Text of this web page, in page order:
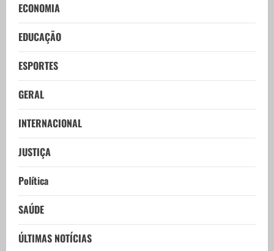
ECONOMIA
EDUCAÇÃO
ESPORTES
GERAL
INTERNACIONAL
JUSTIÇA
Política
SAÚDE
ÚLTIMAS NOTÍCIAS